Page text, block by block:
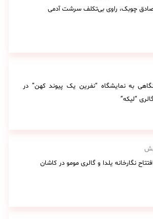
چوبک، راوی بی‌تکلف سرشت آدمی
به نمایشگاه “نفرین یک پیوند کهن” در
“لیکه”
افتتاح نگارخانه یلدا و گالری مومو در کاشان